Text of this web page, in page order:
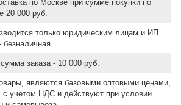
по Москве при сумме покупки по
20 000 руб.
только юридическим лицам и ИП.
заказа - 10 000 руб.
являются базовыми оптовыми ценами,
с учетом НДС и действуют при условии